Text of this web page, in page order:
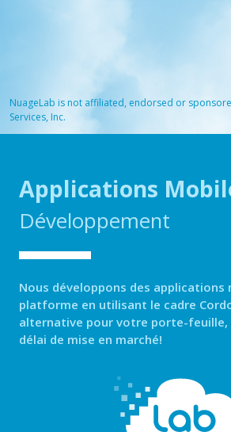
NuageLab is not affiliated, endorsed or
Services, Inc.
Applications
Développement
Nous développons des applications
platforme en utilisant le cadre
alternative pour votre porte-
délai de mise en marché!